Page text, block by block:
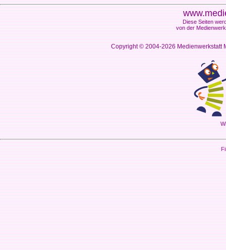
Diese Seiten
von der
Copyright © 2004-2026 Medienwerkstatt